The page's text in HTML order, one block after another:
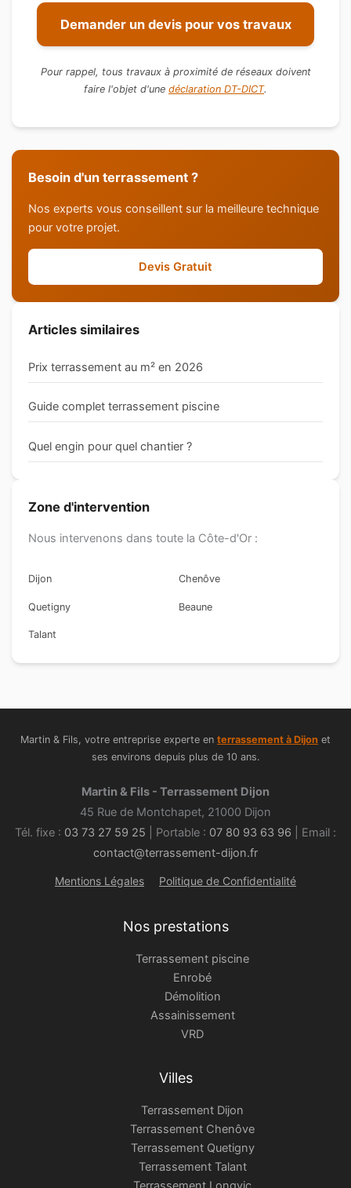
Demander un devis pour vos travaux
Pour rappel, tous travaux à proximité de réseaux doivent
faire l'objet d'une déclaration DT-DICT.
Besoin d'un terrassement ?
Nos experts vous conseillent sur la meilleure technique
pour votre projet.
Devis Gratuit
Articles similaires
Prix terrassement au m² en 2026
Guide complet terrassement piscine
Quel engin pour quel chantier ?
Zone d'intervention
Nous intervenons dans toute la Côte-d'Or :
Dijon Chenôve
Quetigny Beaune
Talant
Martin & Fils, votre entreprise experte en terrassement à Dijon et
ses environs depuis plus de 10 ans.
Martin & Fils - Terrassement Dijon
45 Rue de Montchapet, 21000 Dijon
Tél. fixe : 03 73 27 59 25 | Portable : 07 80 93 63 96 | Email :
contact@terrassement-dijon.fr
Mentions Légales Politique de Confidentialité
Nos prestations
Terrassement piscine
Enrobé
Démolition
Assainissement
VRD
Villes
Terrassement Dijon
Terrassement Chenôve
Terrassement Quetigny
Terrassement Talant